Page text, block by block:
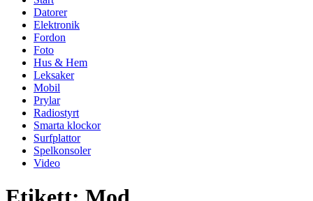
Datorer
Elektronik
Fordon
Foto
Hus & Hem
Leksaker
Mobil
Prylar
Radiostyrt
Smarta klockor
Surfplattor
Spelkonsoler
Video